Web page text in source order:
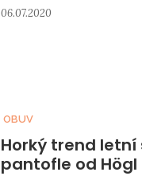
06.07.2020
OBUV
Horký trend letní
pantofle od Högl